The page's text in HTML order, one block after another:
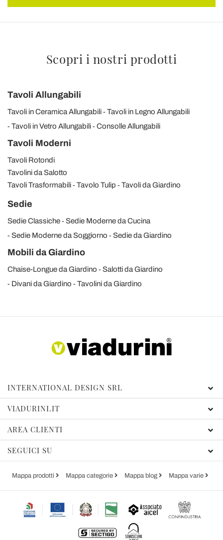
Scopri i nostri prodotti
Tavoli Allungabili
Tavoli in Ceramica Allungabili
Tavoli in Legno Allungabili
Tavoli in Vetro Allungabili
Consolle Allungabili
Tavoli Moderni
Tavoli Rotondi
Tavolini da Salotto
Tavoli Trasformabili
Tavolo Tulip Tavoli da Giardino
Sedie
Sedie Classiche
Sedie Moderne da Cucina
Sedie Moderne da Soggiorno
Sedie da Giardino
Mobili da Giardino
Chaise-Longue da Giardino
Salotti da Giardino
Divani da Giardino
Tavolini da Giardino
INTERNATIONAL DESIGN SRL
VIADURINI.IT
AREA CLIENTI
SEGUICI SU
Mappa prodotti Mappa categorie Mappa blog Mappa varie